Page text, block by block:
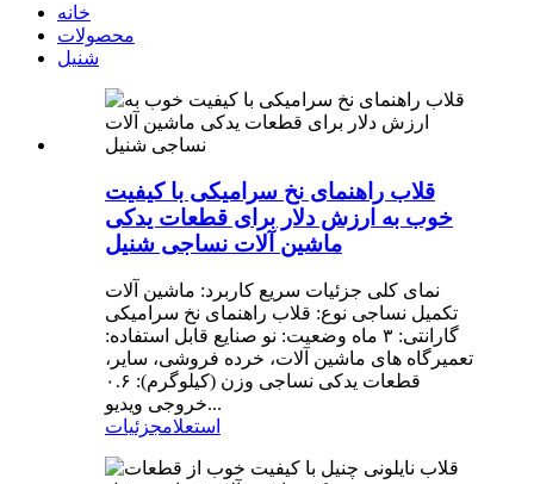
خانه
محصولات
شنیل
قلاب راهنمای نخ سرامیکی با کیفیت
خوب به ارزش دلار برای قطعات یدکی
ماشین آلات نساجی شنیل
نمای کلی جزئیات سریع کاربرد: ماشین آلات
تکمیل نساجی نوع: قلاب راهنمای نخ سرامیکی
گارانتی: ۳ ماه وضعیت: نو صنایع قابل استفاده:
تعمیرگاه های ماشین آلات، خرده فروشی، سایر،
قطعات یدکی نساجی وزن (کیلوگرم): ۰.۶
خروجی ویدیو...
استعلامجزئیات